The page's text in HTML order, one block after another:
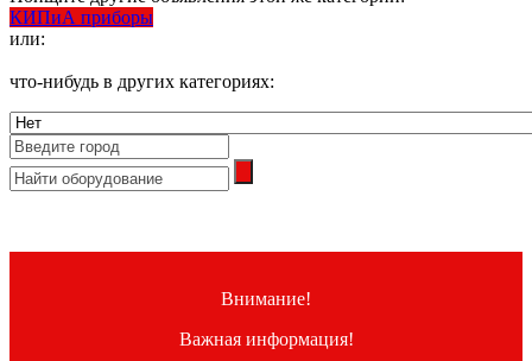
КИПиА приборы
или:
что-нибудь в других категориях:
Внимание!
Важная информация!